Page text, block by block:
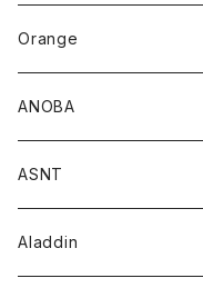
Orange
ANOBA
ASNT
Aladdin